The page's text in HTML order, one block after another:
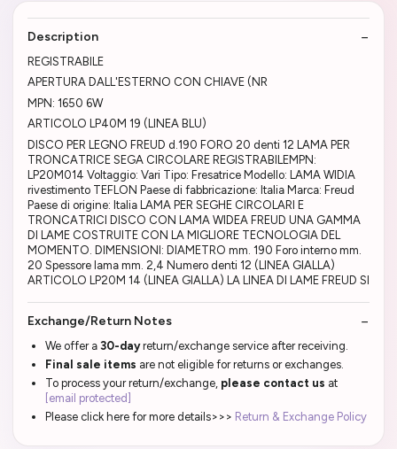
Description
REGISTRABILE
APERTURA DALL'ESTERNO CON CHIAVE (NR
MPN: 1650 6W
ARTICOLO LP40M 19 (LINEA BLU)
DISCO PER LEGNO FREUD d.190 FORO 20 denti 12 LAMA PER
TRONCATRICE SEGA CIRCOLARE REGISTRABILEMPN:
LP20M014 Voltaggio: Vari Tipo: Fresatrice Modello: LAMA WIDIA
rivestimento TEFLON Paese di fabbricazione: Italia Marca: Freud
Paese di origine: Italia LAMA PER SEGHE CIRCOLARI E
TRONCATRICI DISCO CON LAMA WIDEA FREUD UNA GAMMA
DI LAME COSTRUITE CON LA MIGLIORE TECNOLOGIA DEL
MOMENTO. DIMENSIONI: DIAMETRO mm. 190 Foro interno mm.
20 Spessore lama mm. 2,4 Numero denti 12 (LINEA GIALLA)
ARTICOLO LP20M 14 (LINEA GIALLA) LA LINEA DI LAME FREUD SI
Exchange/Return Notes
We offer a 30-dayreturn/exchange service after receiving.
Final sale items are not eligible for returns or exchanges.
To process your return/exchange, please contact us at
[email protected]
Please click here for more details>>> Return & Exchange Policy